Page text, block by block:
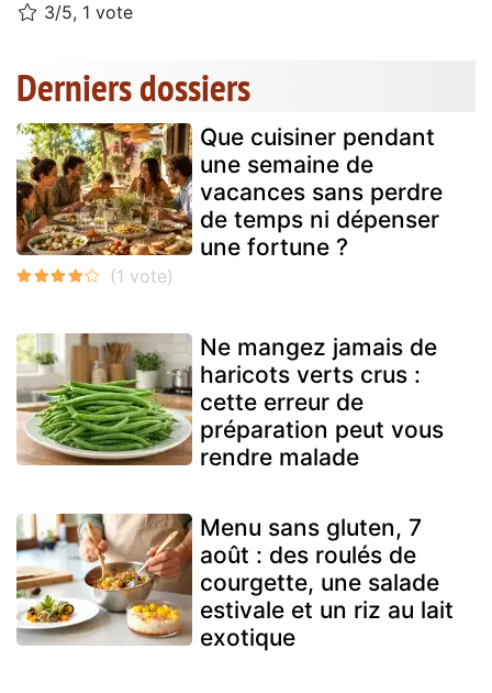
3/5, 1 vote
Derniers dossiers
Que cuisiner pendant
une semaine de
vacances sans perdre
de temps ni dépenser
une fortune ?
Ne mangez jamais de
haricots verts crus :
cette erreur de
préparation peut vous
rendre malade
Menu sans gluten, 7
août : des roulés de
courgette, une salade
estivale et un riz au lait
exotique